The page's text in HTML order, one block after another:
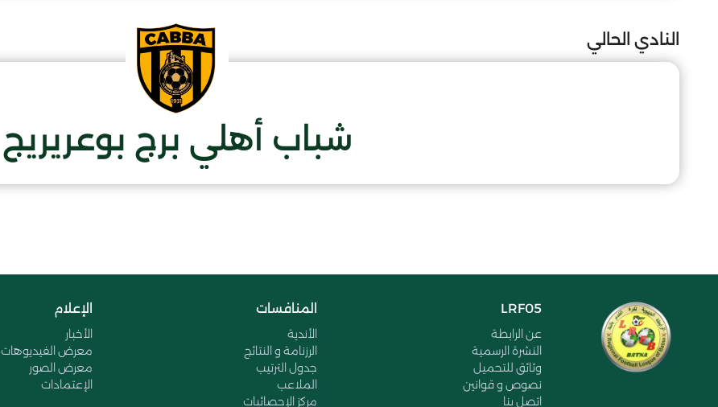
النادي الحالي
شباب أهلي برج بوعريريج
LRF05
عن الرابطة
النشرة الرسمية
وثائق للتحميل
نصوص و قوانين
اتصل بنا
المنافسات
الأندية
الرزنامة و النتائج
جدول الترتيب
الملاعب
مركز الإحصائيات
الإعلام
الأخبار
معرض الفيديوهات
معرض الصور
الإعتمادات